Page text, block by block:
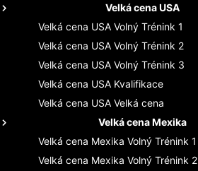
Velká cena USA
Velká cena USA Volný Trénink 1
Velká cena USA Volný Trénink 2
Velká cena USA Volný Trénink 3
Velká cena USA Kvalifikace
Velká cena USA Velká cena
Velká cena Mexika
Velká cena Mexika Volný Trénink 1
Velká cena Mexika Volný Trénink 2